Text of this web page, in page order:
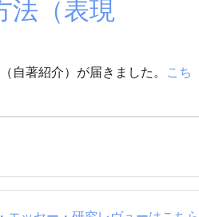
法（表現
自著紹介）が届きました。 こち